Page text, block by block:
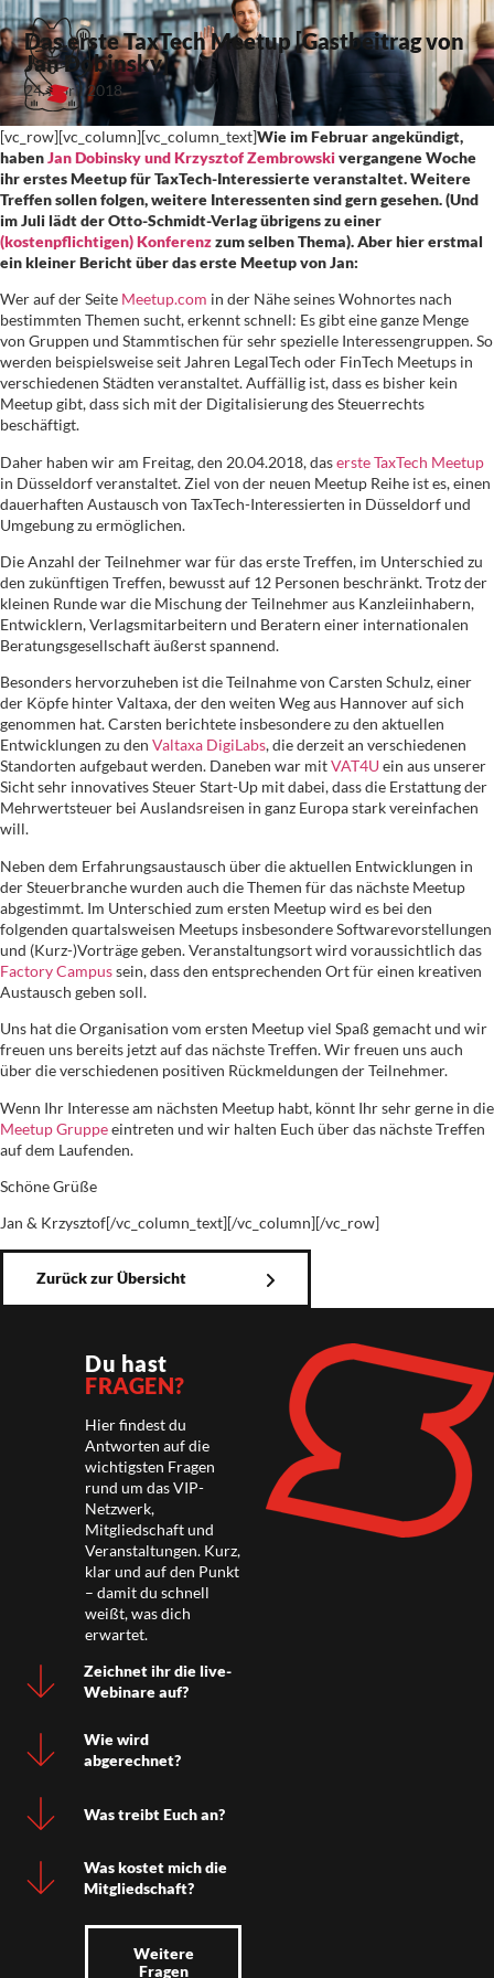
Das erste TaxTech Meetup [Gastbeitrag von
Jan Dobinsky]
24. April 2018
[vc_row][vc_column][vc_column_text]Wie im Februar angekündigt,
habenJan Dobinsky und Krzysztof Zembrowskivergangene Woche
ihr erstes Meetup für TaxTech-Interessierte veranstaltet. Weitere
Treffen sollen folgen, weitere Interessenten sind gern gesehen. (Und
im Juli lädt der Otto-Schmidt-Verlag übrigens zu einer
(kostenpflichtigen) Konferenzzum selben Thema). Aber hier erstmal
ein kleiner Bericht über das erste Meetup von Jan:
Wer auf der Seite Meetup.com in der Nähe seines Wohnortes nach
bestimmten Themen sucht, erkennt schnell: Es gibt eine ganze Menge
von Gruppen und Stammtischen für sehr spezielle Interessengruppen. So
werden beispielsweise seit Jahren LegalTech oder FinTech Meetups in
verschiedenen Städten veranstaltet. Auffällig ist, dass es bisher kein
Meetup gibt, dass sich mit der Digitalisierung des Steuerrechts
beschäftigt.
Daher haben wir am Freitag, den 20.04.2018, daserste TaxTech Meetup
in Düsseldorf veranstaltet. Ziel von der neuen Meetup Reihe ist es, einen
dauerhaften Austausch von TaxTech-Interessierten in Düsseldorf und
Umgebung zu ermöglichen.
Die Anzahl der Teilnehmer war für das erste Treffen, im Unterschied zu
den zukünftigen Treffen, bewusst auf 12 Personen beschränkt. Trotz der
kleinen Runde war die Mischung der Teilnehmer aus Kanzleiinhabern,
Entwicklern, Verlagsmitarbeitern und Beratern einer internationalen
Beratungsgesellschaft äußerst spannend.
Besonders hervorzuheben ist die Teilnahme von Carsten Schulz, einer
der Köpfe hinter Valtaxa, der den weiten Weg aus Hannover auf sich
genommen hat. Carsten berichtete insbesondere zu den aktuellen
Entwicklungen zu den Valtaxa DigiLabs, die derzeit an verschiedenen
Standorten aufgebaut werden. Daneben war mitVAT4U ein aus unserer
Sicht sehr innovatives Steuer Start-Up mit dabei, dass die Erstattung der
Mehrwertsteuer bei Auslandsreisen in ganz Europa stark vereinfachen
will.
Neben dem Erfahrungsaustausch über die aktuellen Entwicklungen in
der Steuerbranche wurden auch die Themen für das nächste Meetup
abgestimmt. Im Unterschied zum ersten Meetup wird es bei den
folgenden quartalsweisen Meetups insbesondere Softwarevorstellungen
und (Kurz-)Vorträge geben. Veranstaltungsort wird voraussichtlich das
Factory Campussein, dass den entsprechenden Ort für einen kreativen
Austausch geben soll.
Uns hat die Organisation vom ersten Meetup viel Spaß gemacht und wir
freuen uns bereits jetzt auf das nächste Treffen. Wir freuen uns auch
über die verschiedenen positiven Rückmeldungen der Teilnehmer.
Wenn Ihr Interesse am nächsten Meetup habt, könnt Ihr sehr gerne in die
Meetup Gruppeeintreten und wir halten Euch über das nächste Treffen
auf dem Laufenden.
Schöne Grüße
Jan & Krzysztof[/vc_column_text][/vc_column][/vc_row]
Zurück zur Übersicht
Du hast
FRAGEN?
Hier findest du
Antworten auf die
wichtigsten Fragen
rund um das VIP-
Netzwerk,
Mitgliedschaft und
Veranstaltungen. Kurz,
klar und auf den Punkt
– damit du schnell
weißt, was dich
erwartet.
Zeichnet ihr die live-
Webinare auf?
Wie wird
abgerechnet?
Was treibt Euch an?
Was kostet mich die
Mitgliedschaft?
Weitere
Fragen